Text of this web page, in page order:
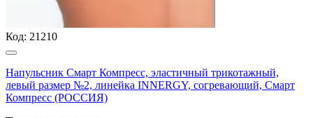
Код: 21210
Напульсник Смарт Компресс, эластичный трикотажный,
левый размер №2, линейка INNERGY, согревающий, Смарт
Компресс (РОССИЯ)